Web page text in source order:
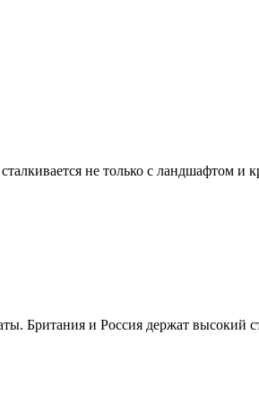
сталкивается не только с ландшафтом
Британия и Россия держат высокий